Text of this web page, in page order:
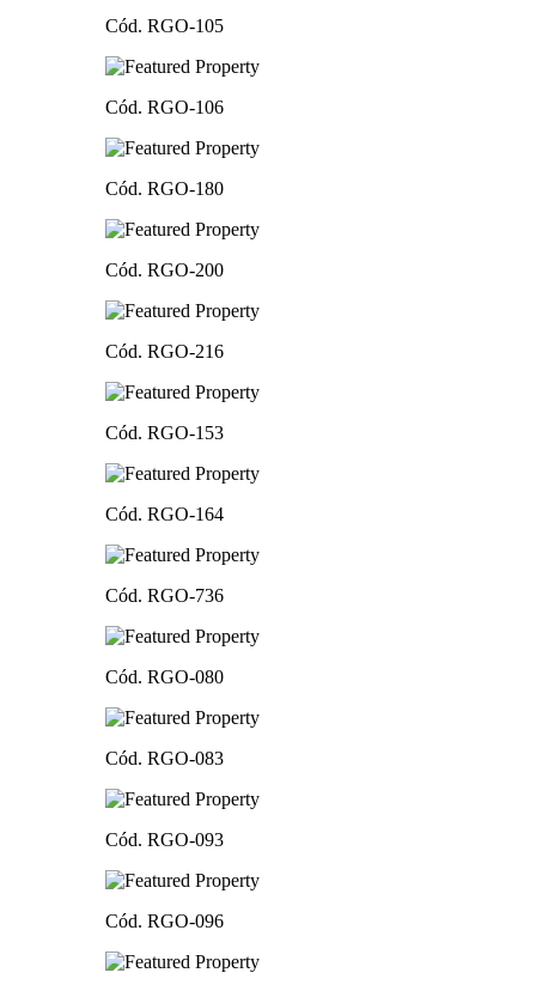
Cód. RGO-105
Cód. RGO-106
Cód. RGO-180
Cód. RGO-200
Cód. RGO-216
Cód. RGO-153
Cód. RGO-164
Cód. RGO-736
Cód. RGO-080
Cód. RGO-083
Cód. RGO-093
Cód. RGO-096